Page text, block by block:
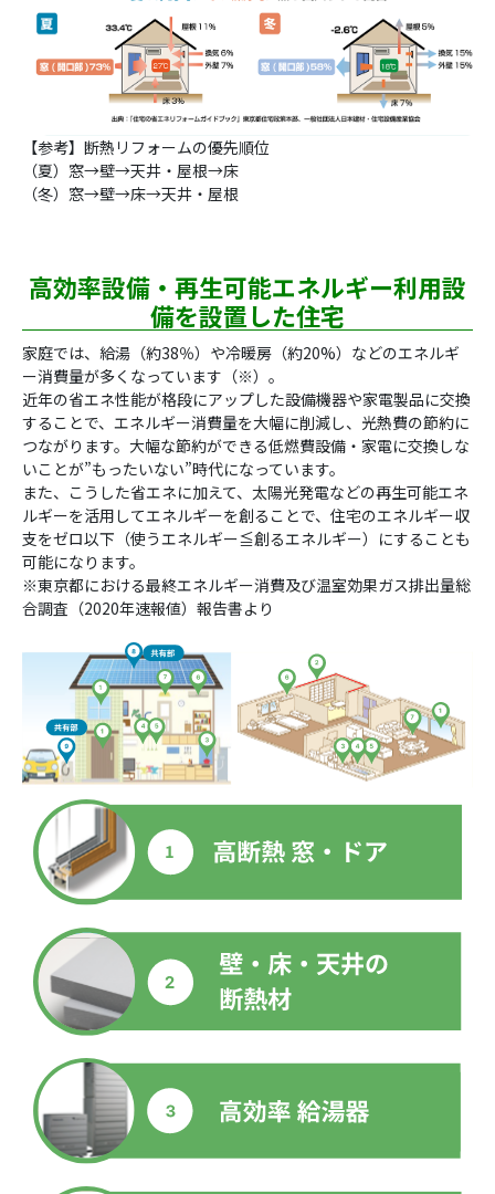
【参考】断熱リフォームの優先順位
（夏）窓→壁→天井・屋根→床
（冬）窓→壁→床→天井・屋根
高効率設備・再生可能エネルギー利用設
備を設置した住宅
家庭では、給湯（約38％）や冷暖房（約20%）などのエネルギ
ー消費量が多くなっています（※）。
近年の省エネ性能が格段にアップした設備機器や家電製品に交換
することで、エネルギー消費量を大幅に削減し、光熱費の節約に
つながります。大幅な節約ができる低燃費設備・家電に交換しな
いことが”もったいない”時代になっています。
また、こうした省エネに加えて、太陽光発電などの再生可能エネ
ルギーを活用してエネルギーを創ることで、住宅のエネルギー収
支をゼロ以下（使うエネルギー≦創るエネルギー）にすることも
可能になります。
※東京都における最終エネルギー消費及び温室効果ガス排出量総
合調査（2020年速報値）報告書より